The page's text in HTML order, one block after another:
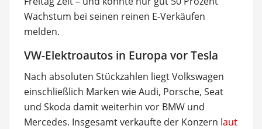
Wachstum bei seinen reinen E-Verkäufen
melden.
VW-Elektroautos in Europa vor Tesla
Nach absoluten Stückzahlen liegt Volkswagen
einschließlich Marken wie Audi, Porsche, Seat
und Skoda damit weiterhin vor BMW und
Mercedes. Insgesamt verkaufte der Konzern laut